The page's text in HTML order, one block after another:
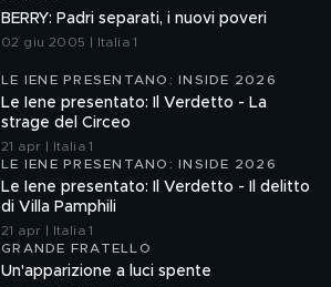
BERRY: Padri separati, i nuovi poveri
02 giu 2005 | Italia 1
LE IENE PRESENTANO: INSIDE 2026
Le Iene presentato: Il Verdetto - La
strage del Circeo
21 apr | Italia 1
LE IENE PRESENTANO: INSIDE 2026
Le Iene presentato: Il Verdetto - Il delitto
di Villa Pamphili
21 apr | Italia 1
GRANDE FRATELLO
Un'apparizione a luci spente